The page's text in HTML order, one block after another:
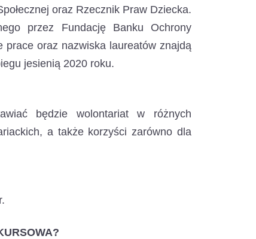
oraz Rzecznik Praw Dziecka.
przez Fundację Banku Ochrony
prace oraz nazwiska laureatów znajdą
jesienią 2020 roku.
będzie wolontariat w różnych
a także korzyści zarówno dla